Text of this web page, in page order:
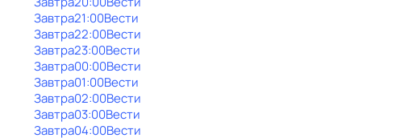
Завтра21:00Вести
Завтра22:00Вести
Завтра23:00Вести
Завтра00:00Вести
Завтра01:00Вести
Завтра02:00Вести
Завтра03:00Вести
Завтра04:00Вести